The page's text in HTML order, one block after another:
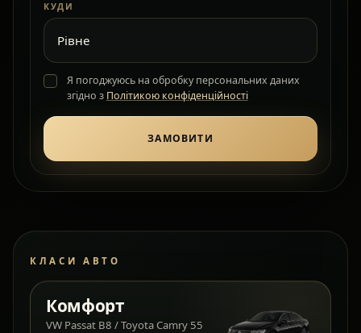
КУДИ
Я погоджуюсь на обробку персональних даних
згідно з Політикою конфіденційності
ЗАМОВИТИ
КЛАСИ АВТО
Комфорт
VW Passat B8 / Toyota Camry 55